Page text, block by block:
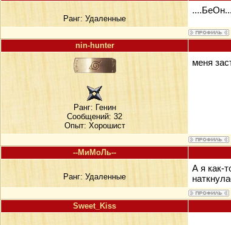
Ранг: Удаленные
....БеОн...
nin-hunter
Ранг: Генин
Сообщений: 32
Опыт: Хорошист
меня
--МиМоЛь--
Ранг: Удаленные
А я как-
Sweet_Kiss